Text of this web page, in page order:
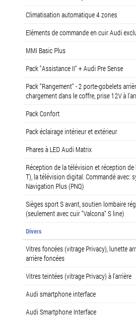
Climatisation automatique 4 zones
Eléments de commande en cuir Audi
MMI Basic Plus
Pack "Assistance II" + Audi Pre Sense
Pack "Rangement" - 2 porte-gobelets
chargement dans le coffre, prise 12V à
Pack Confort
Pack éclairage intérieur et extérieur
Phares à LED Audi Matrix
Réception de la télévision et réception
T), la télévision digital. Commandé avec:
Navigation Plus (PNQ)
Sièges sport S avant, soutien lombaire
(seulement avec cuir "Valcona" S line)
Divers
Vitres foncées (vitrage Privacy), lunette
arrière foncées
Vitres teintées (vitrage Privacy) à l'arrière
Audi smartphone interface
Audi Smartphone Interface